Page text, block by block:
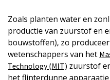
Zoals planten water en
productie van zuurstof en
bouwstoffen), zo
wetenschappers van het
Technology (MIT) zuurstof
het flinterdunne